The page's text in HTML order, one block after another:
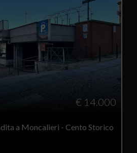
€ 14.000
a Moncalieri - Cento Storico